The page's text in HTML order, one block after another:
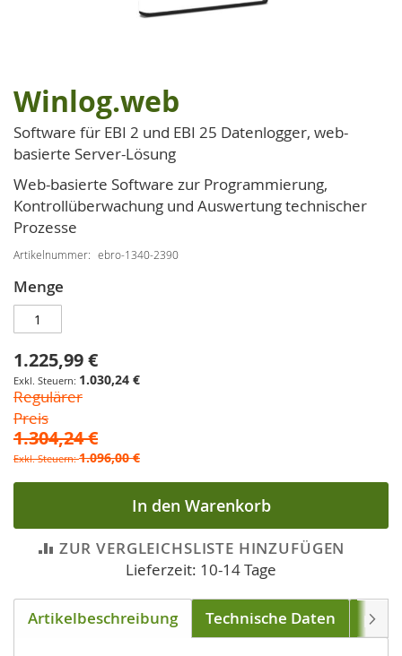
Zum
Anfang
der
Bildgalerie
springen
Winlog.web
Software für EBI 2 und EBI 25 Datenlogger, web-
basierte Server-Lösung
Web-basierte Software zur Programmierung,
Kontrollüberwachung und Auswertung technischer
Prozesse
Artikelnummer ebro-1340-2390
Menge
Sonderpreis
1.225,99 €
1.030,24 €
Regulärer
Preis
1.304,24 €
1.096,00 €
In den Warenkorb
ZUR VERGLEICHSLISTE HINZUFÜGEN
Lieferzeit: 10-14 Tage
Artikelbeschreibung Technische Daten